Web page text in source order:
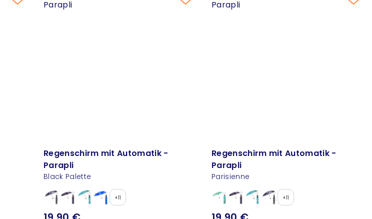
Regenschirm mit Automatik -
Parapli
Black Palette
+11
Regenschirm mit Automatik -
Parapli
Parisienne
+11